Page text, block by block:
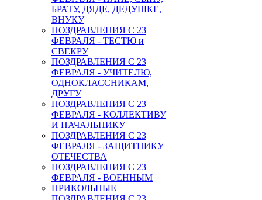
БРАТУ, ДЯДЕ, ДЕДУШКЕ,
ВНУКУ
ПОЗДРАВЛЕНИЯ С 23
ФЕВРАЛЯ - ТЕСТЮ и
СВЕКРУ
ПОЗДРАВЛЕНИЯ С 23
ФЕВРАЛЯ - УЧИТЕЛЮ,
ОДНОКЛАССНИКАМ,
ДРУГУ
ПОЗДРАВЛЕНИЯ С 23
ФЕВРАЛЯ - КОЛЛЕКТИВУ
И НАЧАЛЬНИКУ
ПОЗДРАВЛЕНИЯ С 23
ФЕВРАЛЯ - ЗАЩИТНИКУ
ОТЕЧЕСТВА
ПОЗДРАВЛЕНИЯ С 23
ФЕВРАЛЯ - ВОЕННЫМ
ПРИКОЛЬНЫЕ